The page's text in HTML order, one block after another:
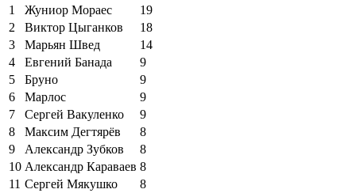
1
Жуниор Мораес
19
2
Виктор Цыганков
18
3
Марьян Швед
14
4
Евгений Банада
9
5
Бруно
9
6
Марлос
9
7
Сергей Вакуленко
9
8
Максим Дегтярёв
8
9
Александр Зубков
8
10 Александр Караваев 8
11 Сергей Мякушко
8